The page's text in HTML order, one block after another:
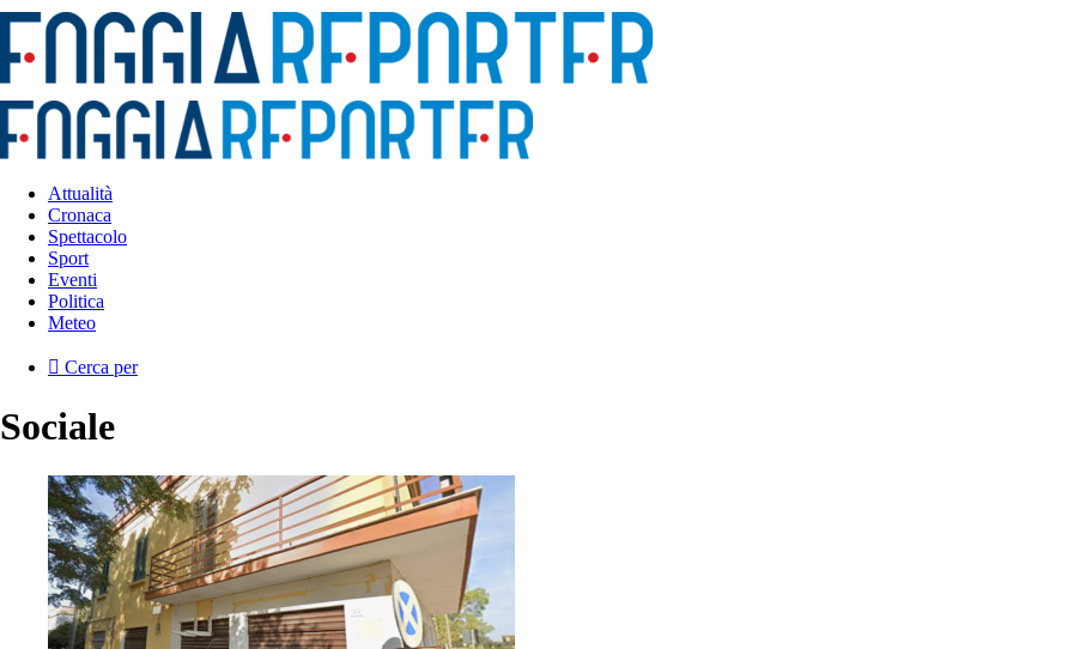
Attualità
Cronaca
Spettacolo
Sport
Eventi
Politica
Meteo
Cerca per
Sociale